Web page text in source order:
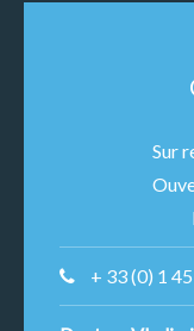
Sur
+ 33 (0) 1